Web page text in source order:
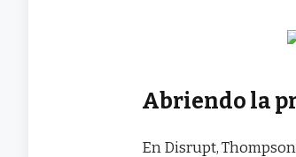
Abriendo la
En Disrupt,